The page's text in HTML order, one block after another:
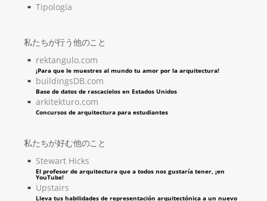
Tipología
私たちが行う他のこと
rektangulo.com
¡Para que le muestres al mundo tu amor por la arquitectura!
buildingsDB.com
Base de datos de rascacielos en Estados Unidos
arkitekturo.com
Concursos de arquitectura para estudiantes
私たちが好む他のこと
Stewart Hicks
El profesor de arquitectura que a todos nos gustaría tener, ¡en
YouTube!
Upstairs
Lleva tus habilidades de representación arquitectónica a un nuevo